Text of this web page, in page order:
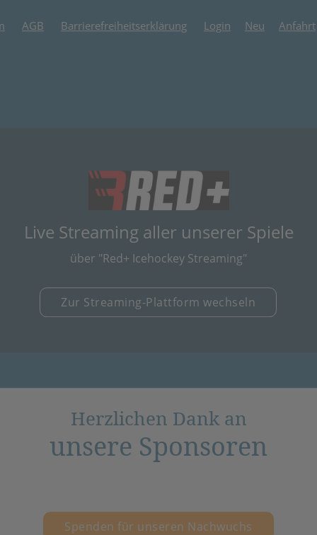
AGB Barrierefreiheitserklärung Login Neu Anfahrt
Live Streaming aller unserer Spiele
über "Red+ Icehockey Streaming"
Zur Streaming-Plattform wechseln
Herzlichen Dank an
unsere Sponsoren
Spenden für unseren Nachwuchs